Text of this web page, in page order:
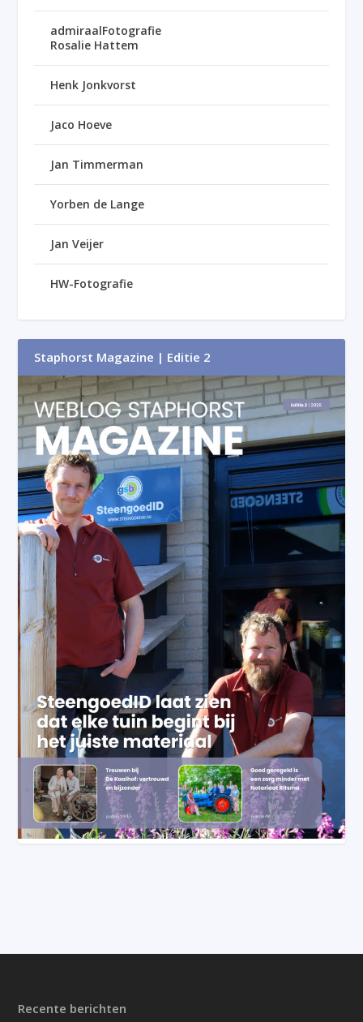
admiraalFotografie
Rosalie Hattem
Henk Jonkvorst
Jaco Hoeve
Jan Timmerman
Yorben de Lange
Jan Veijer
HW-Fotografie
Staphorst Magazine | Editie 2
Recente berichten